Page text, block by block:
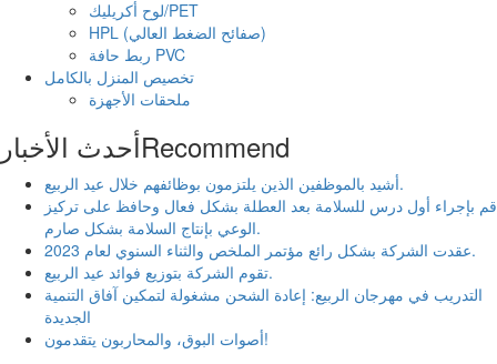
لوح أكريليك/PET
HPL (صفائح الضغط العالي)
ربط حافة PVC
تخصيص المنزل بالكامل
ملحقات الأجهزة
أحدث الأخبارRecommend
أشيد بالموظفين الذين يلتزمون بوظائفهم خلال عيد الربيع.
قم بإجراء أول درس للسلامة بعد العطلة بشكل فعال وحافظ على تركيز
الوعي بإنتاج السلامة بشكل صارم.
عقدت الشركة بشكل رائع مؤتمر الملخص والثناء السنوي لعام 2023.
تقوم الشركة بتوزيع فوائد عيد الربيع.
التدريب في مهرجان الربيع: إعادة الشحن مشغولة لتمكين آفاق التنمية
الجديدة
أصوات البوق، والمحاربون يتقدمون!